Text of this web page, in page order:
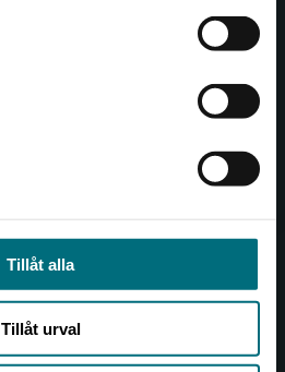
Tillåt alla
Tillåt urval